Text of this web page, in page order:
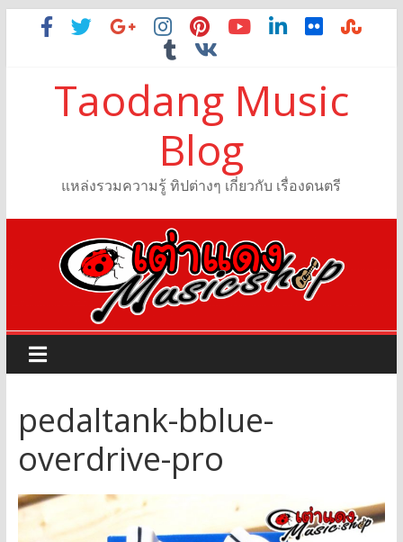
Taodang Music
Blog
แหล่งรวมความรู้ ทิปต่างๆ เกี่ยวกับ เรื่องดนตรี
pedaltank-bblue-
overdrive-pro